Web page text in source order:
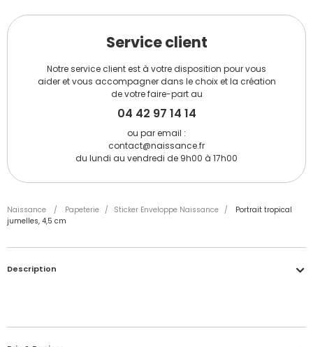
Service client
Notre service client est à votre disposition pour vous
aider et vous accompagner dans le choix et la création
de votre faire-part au
04 42 97 14 14
ou par email :
contact@naissance.fr
du lundi au vendredi de 9h00 à 17h00
Naissance / Papeterie / Sticker Enveloppe Naissance /
Portrait tropical
jumelles, 4,5 cm
Description